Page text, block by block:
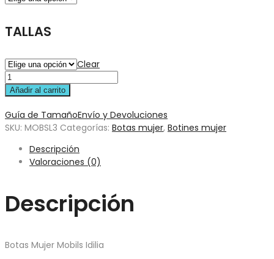
TALLAS
Clear
Añadir al carrito
Guía de TamañoEnvío y Devoluciones
SKU: MOBSL3 Categorías: Botas mujer, Botines mujer
Descripción
Valoraciones (0)
Descripción
Botas Mujer Mobils Idilia